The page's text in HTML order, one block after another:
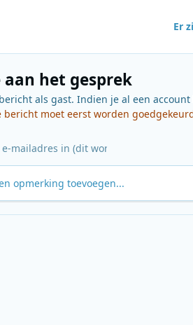
Er
aan het gesprek
als gast. Indien je al een
bericht moet eerst worden
opmerking toevoegen...